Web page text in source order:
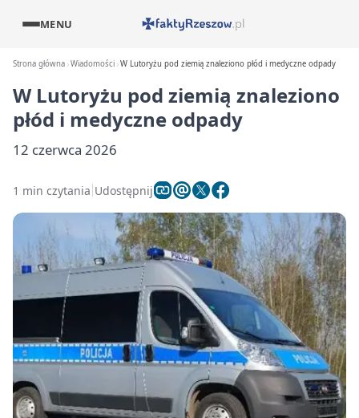
MENU
Strona główna Wiadomości W Lutoryżu pod ziemią znaleziono płód i medyczne odpady
W Lutoryżu pod ziemią znaleziono
płód i medyczne odpady
12 czerwca 2026
1 min czytania Udostępnij